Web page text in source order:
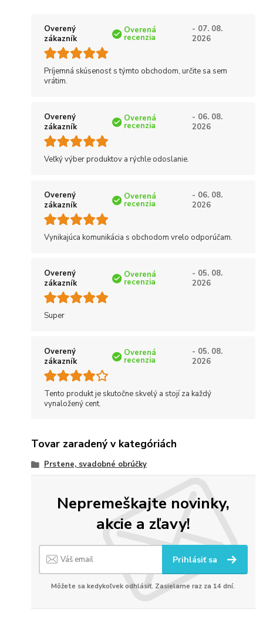
Overený
zákazník
Overená
recenzia
- 07. 08.
2026
Príjemná skúsenosť s týmto obchodom, určite sa sem
vrátim.
Overený
zákazník
Overená
recenzia
- 06. 08.
2026
Veľký výber produktov a rýchle odoslanie.
Overený
zákazník
Overená
recenzia
- 06. 08.
2026
Vynikajúca komunikácia s obchodom vrelo odporúčam.
Overený
zákazník
Overená
recenzia
- 05. 08.
2026
Super
Overený
zákazník
Overená
recenzia
- 05. 08.
2026
Tento produkt je skutočne skvelý a stojí za každý
vynaložený cent.
Tovar zaradený v kategóriách
Prstene, svadobné obrúčky
Nepremeškajte novinky,
akcie a zľavy!
Prihlásiť sa
Môžete sa kedykoľvek odhlásiť. Zasielame raz za 14 dní.